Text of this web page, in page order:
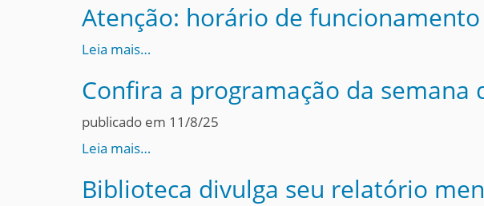
Atenção: horário de
Leia mais…
Confira a programação da semana
publicado em 11/8/25
Leia mais…
Biblioteca divulga seu relatório